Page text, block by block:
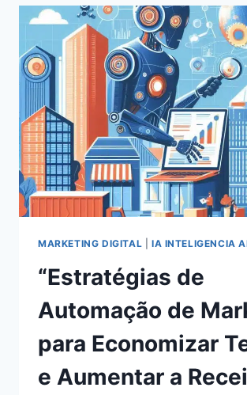
REDES
SOCIAIS
EM
2024:
ESTRATÉGIAS
COMPROVADAS
PARA
SUCESSO
MARKETING DIGITAL IA INTELIGENCIA
“Estratégias de
Automação de
para Economizar
e Aumentar a